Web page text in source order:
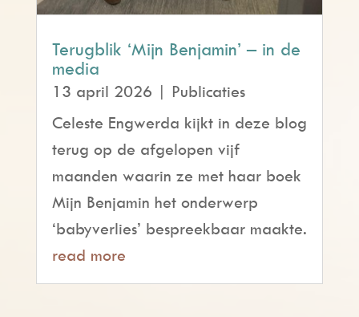
Terugblik ‘Mijn Benjamin’ – in de
media
13 april 2026 | Publicaties
Celeste Engwerda kijkt in deze blog
terug op de afgelopen vijf
maanden waarin ze met haar boek
Mijn Benjamin het onderwerp
‘babyverlies’ bespreekbaar maakte.
read more